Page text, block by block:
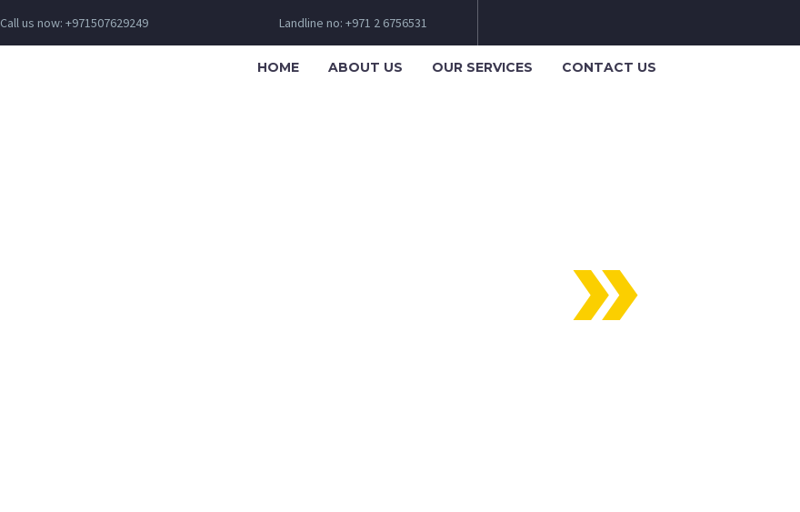
Call us now: +971507629249 Landline no: +971 2 6756531
HOME ABOUT US OUR SERVICES CONTACT US